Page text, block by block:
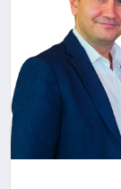
YEREL HABERLER
GÜNDEM